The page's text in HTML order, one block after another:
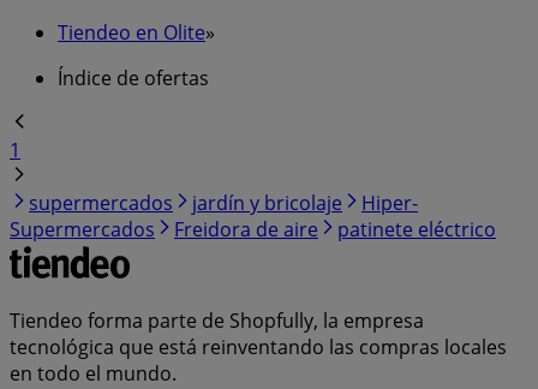
Tiendeo en Olite»
Índice de ofertas
1
supermercados
jardín y bricolaje
Hiper-
Supermercados
Freidora de aire patinete eléctrico
Tiendeo forma parte de Shopfully, la empresa
tecnológica que está reinventando las compras locales
en todo el mundo.